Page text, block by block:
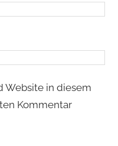
Website in diesem
Kommentar